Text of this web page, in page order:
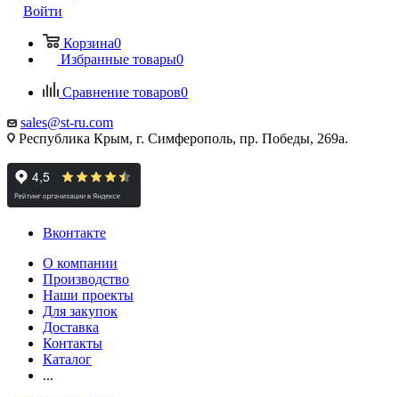
Войти
Корзина0
Избранные товары0
Сравнение товаров0
sales@st-ru.com
Республика Крым, г. Симферополь, пр. Победы, 269а.
Вконтакте
О компании
Производство
Наши проекты
Для закупок
Доставка
Контакты
Каталог
...